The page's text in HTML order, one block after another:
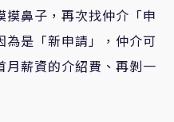
鼻子，再次找仲介「申
是「新申請」，仲介可
月薪資的介紹費、再剝一